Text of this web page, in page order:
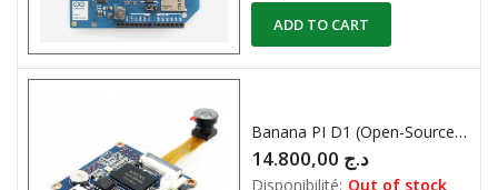
ADD TO CART
Banana PI D1 (Open-Source IP Camera with Wide-Angle Lens)
د.ج
Disponibilité: Out of stock